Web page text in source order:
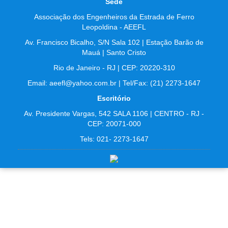
Associação dos Engenheiros da Estrada de Ferro
Leopoldina - AEEFL
Av. Francisco Bicalho, S/N Sala 102 | Estação Barão de
Mauá | Santo Cristo
Rio de Janeiro - RJ | CEP: 20220-310
Email: aeefl@yahoo.com.br | Tel/Fax: (21) 2273-1647
Escritório
Av. Presidente Vargas, 542 SALA 1106 | CENTRO - RJ -
CEP: 20071-000
Tels: 021- 2273-1647